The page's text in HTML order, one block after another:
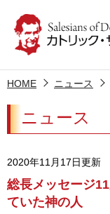
HOME ニュース
ニュース
2020年11月17日更新
総長メッセージ
ていた神の人